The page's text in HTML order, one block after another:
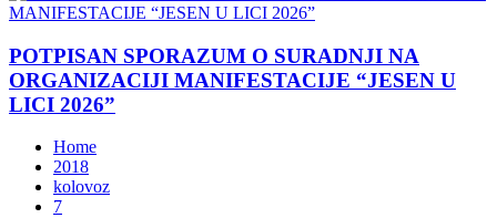
POTPISAN SPORAZUM O SURADNJI NA
ORGANIZACIJI MANIFESTACIJE “JESEN U
LICI 2026”
Home
2018
kolovoz
7